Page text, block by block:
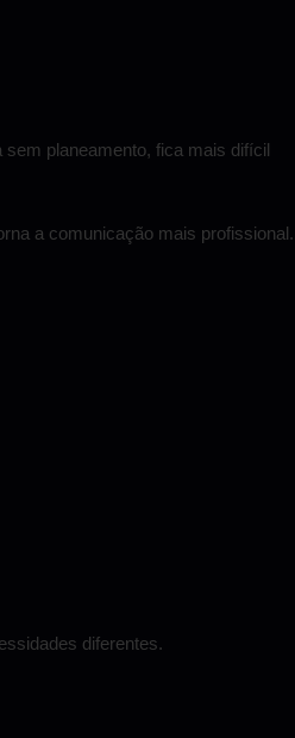
planeamento, fica mais difícil
a comunicação mais profissional.
diferentes.